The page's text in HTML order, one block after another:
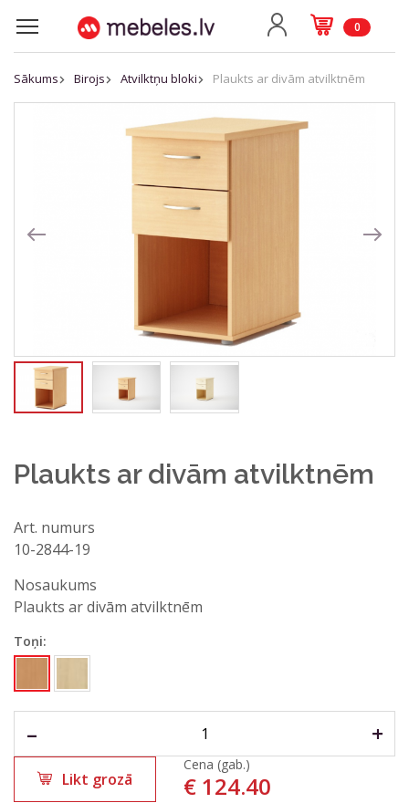
0
Sākums Birojs Atvilktņu bloki Plaukts ar divām atvilktnēm
Plaukts ar divām atvilktnēm
Art. numurs
10-2844-19
Nosaukums
Plaukts ar divām atvilktnēm
Toņi:
– +
Likt grozā
Cena (gab.)
€ 124.40
Jautājums vai komentārs*